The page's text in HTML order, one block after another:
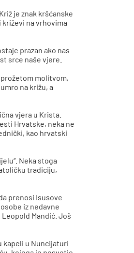
je znak kršćanske
na vrhovima
prazan ako nas
srce naše vjere.
molitvom,
na križu, a
vjera u Krista.
Hrvatske, neka ne
kao hrvatski
Neka stoga
tradiciju,
prenosi Isusove
iz nedavne
Mandić. Još
kapeli u Nuncijaturi